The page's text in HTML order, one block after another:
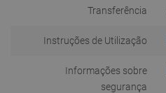
Transferência
Instruções de Utilização
Informações sobre
segurança